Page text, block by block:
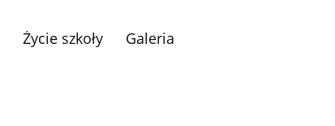
Życie szkoły
Galeria